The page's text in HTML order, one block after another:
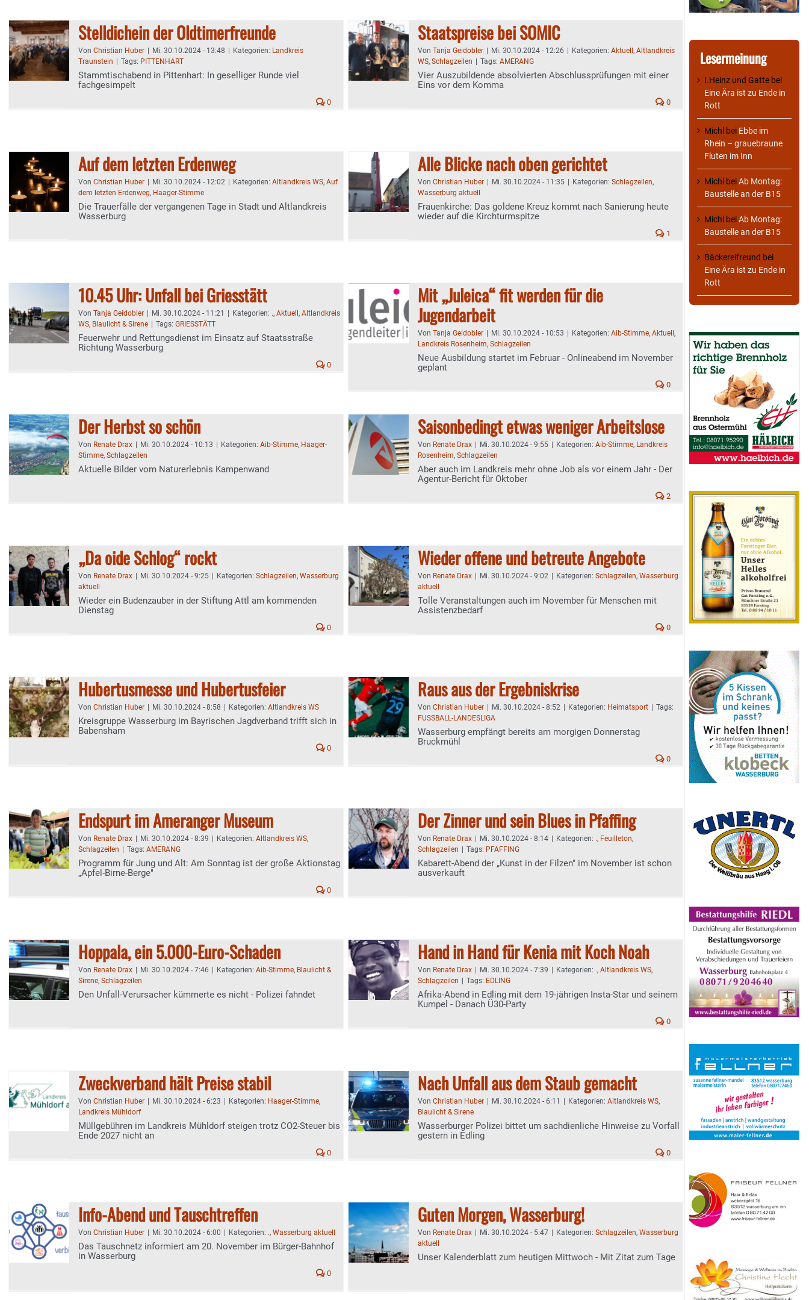
Stelldichein der Oldtimerfreunde
Von Christian Huber Mi. 30.10.2024 - 13:48 Kategorien: Landkreis
Traunstein
Tags: PITTENHART
Stammtischabend in Pittenhart: In geselliger Runde viel
fachgesimpelt
0
Staatspreise bei SOMIC
Von Tanja Geidobler Mi. 30.10.2024 - 12:26 Kategorien: Aktuell , Altlandkreis
WS, Schlagzeilen Tags: AMERANG
Vier Auszubildende absolvierten Abschlussprüfungen mit einer
Eins vor dem Komma
0
Auf dem letzten Erdenweg
Von Christian Huber Mi. 30.10.2024 - 12:02 Kategorien: Altlandkreis WS, Auf
dem letzten Erdenweg, Haager-Stimme
Die Trauerfälle der vergangenen Tage in Stadt und Altlandkreis
Wasserburg
Alle Blicke nach oben gerichtet
Von Christian Huber Mi. 30.10.2024 - 11:35 Kategorien: Schlagzeilen,
Wasserburg aktuell
Frauenkirche: Das goldene Kreuz kommt nach Sanierung heute
wieder auf die Kirchturmspitze
1
10.45 Uhr: Unfall bei Griesstätt
Von Tanja Geidobler Mi. 30.10.2024 - 11:21 Kategorien: ., Aktuell , Altlandkreis
WS, Blaulicht & Sirene Tags: GRIESSTÄTT
Feuerwehr und Rettungsdienst im Einsatz auf Staatsstraße
Richtung Wasserburg
0
Mit „Juleica“ fit werden für die
Jugendarbeit
Von Tanja Geidobler Mi. 30.10.2024 - 10:53 Kategorien: Aib-Stimme, Aktuell ,
Landkreis Rosenheim, Schlagzeilen
Neue Ausbildung startet im Februar - Onlineabend im November
geplant
0
Der Herbst so schön
Von Renate Drax Mi. 30.10.2024 - 10:13 Kategorien: Aib-Stimme, Haager-
Stimme, Schlagzeilen
Aktuelle Bilder vom Naturerlebnis Kampenwand
Saisonbedingt etwas weniger Arbeitslose
Von Renate Drax Mi. 30.10.2024 - 9:55 Kategorien: Aib-Stimme, Landkreis
Rosenheim, Schlagzeilen
Aber auch im Landkreis mehr ohne Job als vor einem Jahr - Der
Agentur-Bericht für Oktober
2
„Da oide Schlog“ rockt
Von Renate Drax Mi. 30.10.2024 - 9:25 Kategorien: Schlagzeilen, Wasserburg
aktuell
Wieder ein Budenzauber in der Stiftung Attl am kommenden
Dienstag
0
Wieder offene und betreute Angebote
Von Renate Drax Mi. 30.10.2024 - 9:02 Kategorien: Schlagzeilen, Wasserburg
aktuell
Tolle Veranstaltungen auch im November für Menschen mit
Assistenzbedarf
0
Hubertusmesse und Hubertusfeier
Von Christian Huber Mi. 30.10.2024 - 8:58 Kategorien: Altlandkreis WS
Kreisgruppe Wasserburg im Bayrischen Jagdverband trifft sich in
Babensham
0
Raus aus der Ergebniskrise
Von Christian Huber Mi. 30.10.2024 - 8:52 Kategorien: Heimatsport
Tags:
FUSSBALL-LANDESLIGA
Wasserburg empfängt bereits am morgigen Donnerstag
Bruckmühl
0
Endspurt im Ameranger Museum
Von Renate Drax Mi. 30.10.2024 - 8:39 Kategorien: Altlandkreis WS,
Schlagzeilen
Tags: AMERANG
Programm für Jung und Alt: Am Sonntag ist der große Aktionstag
„Apfel-Birne-Berge"
0
Der Zinner und sein Blues in Pfaffing
Von Renate Drax Mi. 30.10.2024 - 8:14 Kategorien: ., Feuilleton,
Schlagzeilen
Tags: PFAFFING
Kabarett-Abend der „Kunst in der Filzen" im November ist schon
ausverkauft
Hoppala, ein 5.000-Euro-Schaden
Von Renate Drax Mi. 30.10.2024 - 7:46 Kategorien: Aib-Stimme, Blaulicht &
Sirene, Schlagzeilen
Den Unfall-Verursacher kümmerte es nicht - Polizei fahndet
Hand in Hand für Kenia mit Koch Noah
Von Renate Drax Mi. 30.10.2024 - 7:39 Kategorien: ., Altlandkreis WS,
Schlagzeilen
Tags: EDLING
Afrika-Abend in Edling mit dem 19-jährigen Insta-Star und seinem
Kumpel - Danach Ü30-Party
0
Zweckverband hält Preise stabil
Von Christian Huber Mi. 30.10.2024 - 6:23 Kategorien: Haager-Stimme,
Landkreis Mühldorf
Müllgebühren im Landkreis Mühldorf steigen trotz CO2-Steuer bis
Ende 2027 nicht an
0
Nach Unfall aus dem Staub gemacht
Von Christian Huber Mi. 30.10.2024 - 6:11 Kategorien: Altlandkreis WS,
Blaulicht & Sirene
Wasserburger Polizei bittet um sachdienliche Hinweise zu Vorfall
gestern in Edling
0
Info-Abend und Tauschtreffen
Von Christian Huber Mi. 30.10.2024 - 6:00 Kategorien: ., Wasserburg aktuell
Das Tauschnetz informiert am 20. November im Bürger-Bahnhof
in Wasserburg
0
Guten Morgen, Wasserburg!
Von Renate Drax Mi. 30.10.2024 - 5:47 Kategorien: Schlagzeilen, Wasserburg
aktuell
Unser Kalenderblatt zum heutigen Mittwoch - Mit Zitat zum Tage
Lesermeinung
I.Heinz und Gatte bei
Eine Ära ist zu Ende in
Rott
Michl bei Ebbe im
Rhein – grauebraune
Fluten im Inn
Michl beiAb Montag:
Baustelle an der B15
Michl beiAb Montag:
Baustelle an der B15
Bäckereifreund bei
Eine Ära ist zu Ende in
Rott